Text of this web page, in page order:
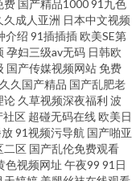
费 国产精品100091九色
久成人亚洲 日本中文视频
介绍 91插插插欧美SE第
孕妇三级av无码 日韩欧
国产传媒视频网站免费
久国产精品 国产乱肥老
论 久草视频深夜福利 波
社区 超碰无码在线欧美日
91视频污导航 国产啪亚
二区 国产乱伦免费观看
色视频网址 午夜99 91日